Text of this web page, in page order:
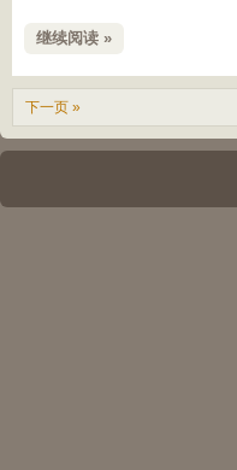
继续阅读 »
下一页 »